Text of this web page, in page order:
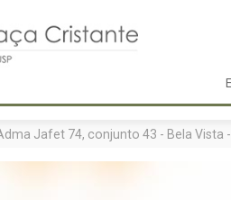
Jafet 74, conjunto 43 - Bela Vista